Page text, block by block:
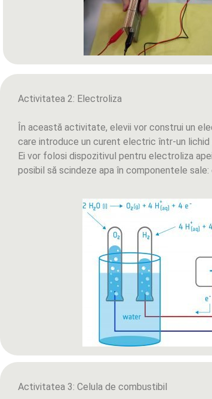
Activitatea 2: Electroliza
În această activitate, elevii vor construi un
care introduce un curent electric într-un lichid
Ei vor folosi dispozitivul pentru electroliza
posibil să scindeze apa în componentele sale:
Activitatea 3: Celula de combustibil